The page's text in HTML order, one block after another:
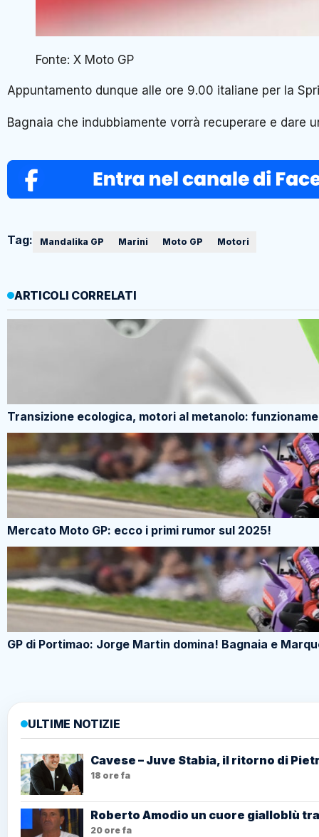
Fonte: X Moto GP
Appuntamento dunque alle ore 9.00 italiane per la
Bagnaia che indubbiamente vorrà recuperare e dare
Tag: Mandalika GP Marini Moto GP Motori
ARTICOLI CORRELATI
Transizione ecologica, motori al metanolo:
Mercato Moto GP: ecco i primi rumor sul 2025!
GP di Portimao: Jorge Martin domina! Bagnaia e
ULTIME NOTIZIE
Cavese – Juve Stabia, il ritorno di
18 ore fa
Roberto Amodio un cuore gialloblù
20 ore fa